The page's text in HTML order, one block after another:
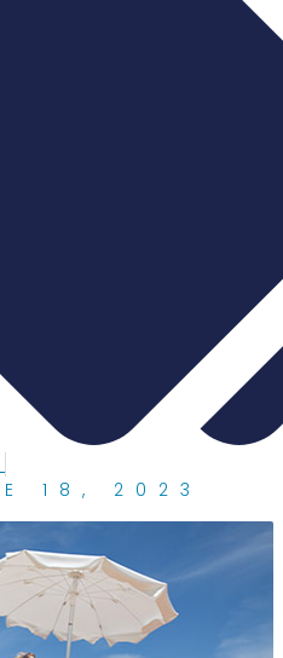
18, 2023